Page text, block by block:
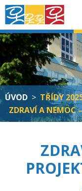
ÚVOD > TŘÍDY
ZDRAVÍ A NEMOC